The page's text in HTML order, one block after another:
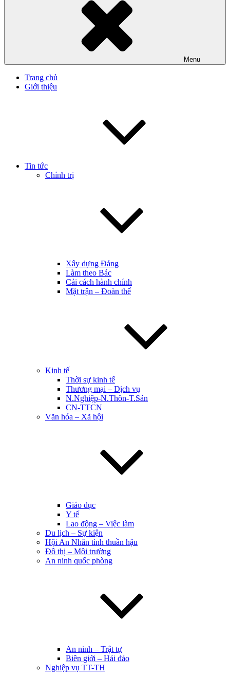
Menu
Trang chủ
Giới thiệu
Tin tức
Chính trị
Xây dựng Đảng
Làm theo Bác
Cải cách hành chính
Mặt trận – Đoàn thể
Kinh tế
Thời sự kinh tế
Thương mại – Dịch vụ
N.Nghiệp-N.Thôn-T.Sản
CN-TTCN
Văn hóa – Xã hội
Giáo dục
Y tế
Lao động – Việc làm
Du lịch – Sự kiện
Hội An Nhân tình thuần hậu
Đô thị – Môi trường
An ninh quốc phòng
An ninh – Trật tự
Biên giới – Hải đảo
Nghiệp vụ TT-TH